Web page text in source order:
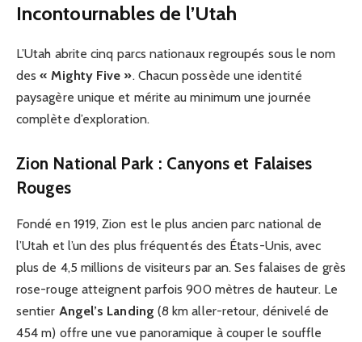
Incontournables de l’Utah
L’Utah abrite cinq parcs nationaux regroupés sous le nom
des« Mighty Five ». Chacun possède une identité
paysagère unique et mérite au minimum une journée
complète d’exploration.
Zion National Park : Canyons et Falaises
Rouges
Fondé en 1919, Zion est le plus ancien parc national de
l’Utah et l’un des plus fréquentés des États-Unis, avec
plus de 4,5 millions de visiteurs par an. Ses falaises de grès
rose-rouge atteignent parfois 900 mètres de hauteur. Le
sentier Angel’s Landing (8 km aller-retour, dénivelé de
454 m) offre une vue panoramique à couper le souffle